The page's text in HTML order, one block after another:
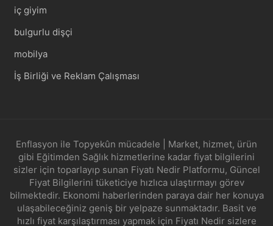
iç giyim
bulgurlu dişçi
mobilya
İş Birliği ve Reklam Çalışması
Enflasyon ile Topyekûn mücadele | Market, hizmet, ürün
gibi Eğitimden Sağlık hizmetlerine kadar fiyat bilgilerini
sizler için toparlayıp sunan Fiyatı Nedir Platformu, Güncel
Fiyat Bilgilerini tüketiciye hızlıca ulaştırmayı görev
bilmektedir. Ekonomi haberlerinden paraya dair her konuya
ulaşabileceğiniz geniş bir yelpaze sunmaktadır. Basit ve
hızlı fiyat karşılaştırması yapmak için Fiyatı Nedir sizlere